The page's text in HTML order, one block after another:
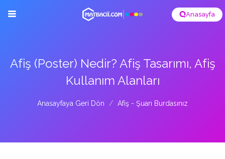
Anasayfa
Afiş (Poster) Nedir? Afiş Tasarımı, Afiş
Kullanım Alanları
Anasayfaya Geri Dön Afiş - Şuan Burdasınız